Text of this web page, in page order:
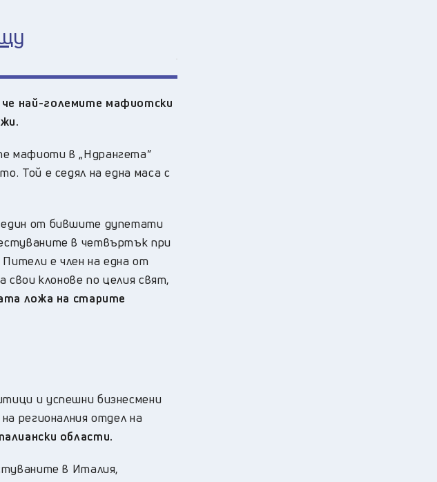
че най-големите мафиотски
мафиоти в „Ндрангета”
Той е седял на една маса с
от бившите дупетати
в четвъртък при
е член на една от
клонове по целия свят,
ложа на старите
и успешни бизнесмени
регионалния отдел на
области.
в Италия,